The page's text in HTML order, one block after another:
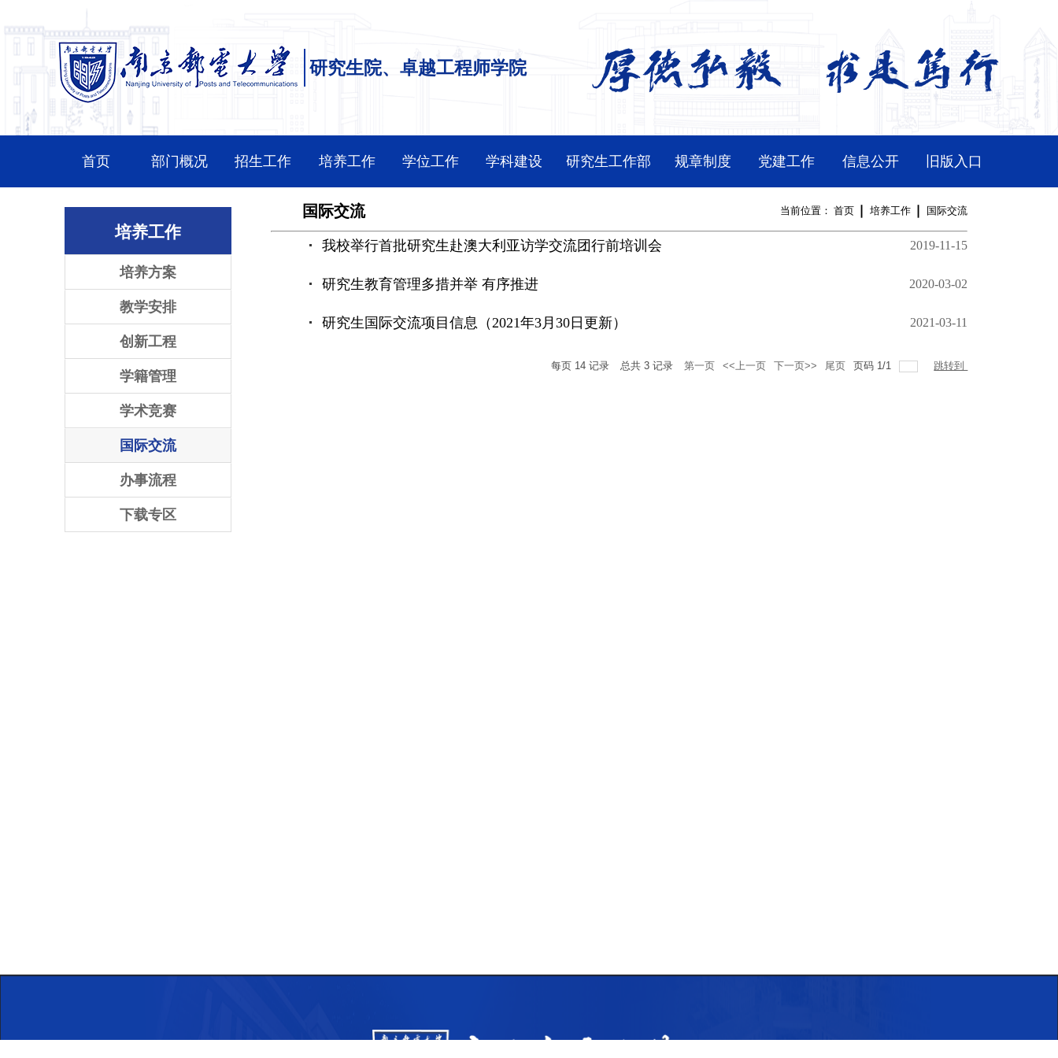
研究生院、卓越工程师学院
首页 部门概况 招生工作 培养工作 学位工作 学科建设 研究生工作部 规章制度 党建工作 信息公开 旧版入口
培养工作
培养方案
教学安排
创新工程
学籍管理
学术竞赛
国际交流
办事流程
下载专区
当前位置： 首页 培养工作 国际交流
国际交流
我校举行首批研究生赴澳大利亚访学交流团行前培训会 2019-11-15
研究生教育管理多措并举 有序推进 2020-03-02
研究生国际交流项目信息（2021年3月30日更新） 2021-03-11
每页 14 记录 总共3 记录 第一页 <<上一页 下一页>> 尾页 页码 1/1 跳转到